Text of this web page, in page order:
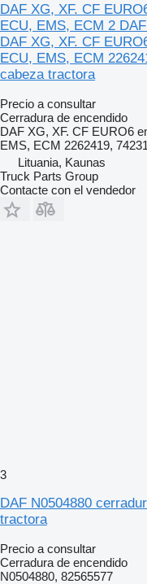
DAF XG, XF. CF
ECU, EMS, ECM 2
DAF XG, XF. CF
ECU, EMS, ECM
cabeza tractora
Precio a consultar
Cerradura de encendido
DAF XG, XF. CF EURO6
EMS, ECM 2262419,
Lituania, Kaunas
Truck Parts Group
Contacte con el vendedor
3
DAF N0504880
tractora
Precio a consultar
Cerradura de encendido
N0504880, 82565577